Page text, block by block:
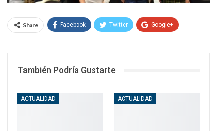
Share Facebook Twitter Google+
También Podría Gustarte
ACTUALIDAD ACTUALIDAD